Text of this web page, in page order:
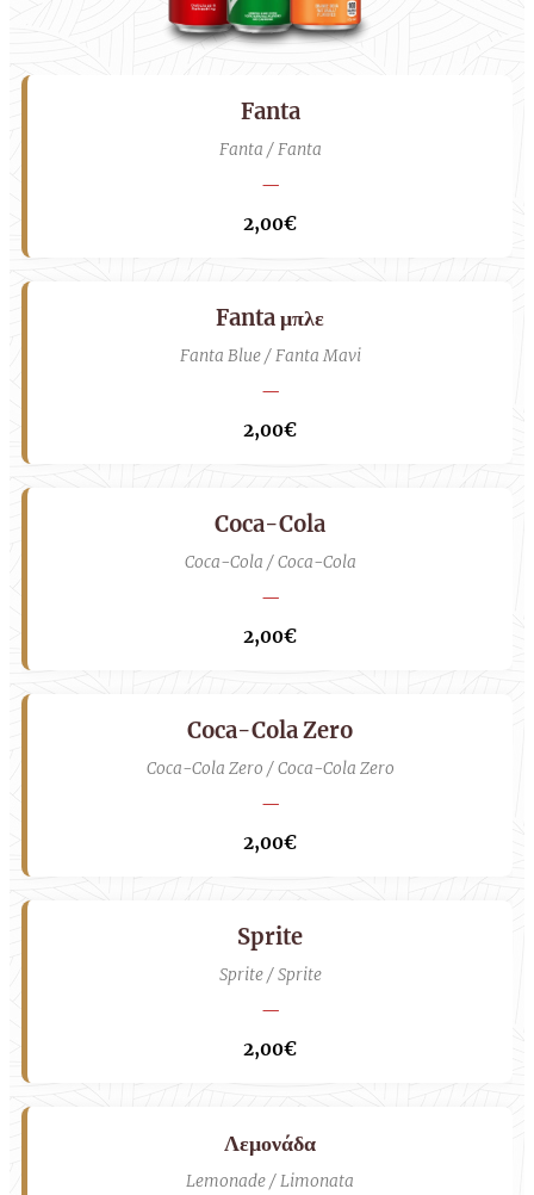
Fanta
Fanta / Fanta
—
2,00€
Fanta μπλε
Fanta Blue / Fanta Mavi
—
2,00€
Coca-Cola
Coca-Cola / Coca-Cola
—
2,00€
Coca-Cola Zero
Coca-Cola Zero / Coca-Cola Zero
—
2,00€
Sprite
Sprite / Sprite
—
2,00€
Λεμονάδα
Lemonade / Limonata